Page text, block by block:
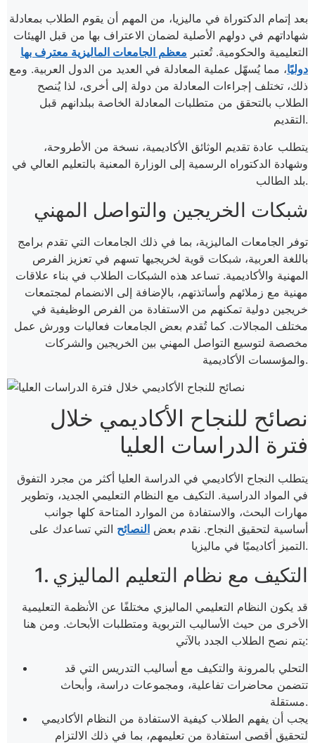
بعد إتمام الدكتوراة في ماليزيا، من المهم أن يقوم الطلاب بمعادلة
شهاداتهم في دولهم الأصلية لضمان الاعتراف بها من قبل الهيئات
التعليمية والحكومية. تُعتبر معظم الجامعات الماليزية معترف بها
دوليًا، مما يُسهّل عملية المعادلة في العديد من الدول العربية. ومع
ذلك، تختلف إجراءات المعادلة من دولة إلى أخرى، لذا يُنصح
الطلاب بالتحقق من متطلبات المعادلة الخاصة ببلدانهم قبل
التقديم.
يتطلب عادة تقديم الوثائق الأكاديمية، نسخة من الأطروحة،
وشهادة الدكتوراه الرسمية إلى الوزارة المعنية بالتعليم العالي في
بلد الطالب.
شبكات الخريجين والتواصل المهني
توفر الجامعات الماليزية، بما في ذلك الجامعات التي تقدم برامج
باللغة العربية، شبكات قوية لخريجيها تسهم في تعزيز الفرص
المهنية والأكاديمية. تساعد هذه الشبكات الطلاب في بناء علاقات
مهنية مع زملائهم وأساتذتهم، بالإضافة إلى الانضمام لمجتمعات
خريجين دولية تمكنهم من الاستفادة من الفرص الوظيفية في
مختلف المجالات. كما تُقدم بعض الجامعات فعاليات وورش عمل
مخصصة لتوسيع التواصل المهني بين الخريجين والشركات
والمؤسسات الأكاديمية.
فترة الدراسات العليا
يتطلب النجاح الأكاديمي في الدراسة العليا أكثر من مجرد التفوق
في المواد الدراسية. التكيف مع النظام التعليمي الجديد، وتطوير
مهارات البحث، والاستفادة من الموارد المتاحة كلها جوانب
أساسية لتحقيق النجاح. نقدم بعض النصائح التي تساعدك على
التميز أكاديميًا في ماليزيا.
1. التكيف مع نظام التعليم الماليزي
قد يكون النظام التعليمي الماليزي مختلفًا عن الأنظمة التعليمية
الأخرى من حيث الأساليب التربوية ومتطلبات الأبحاث. ومن هنا
يتم نصح الطلاب الجدد بالآتي:
التحلي بالمرونة والتكيف مع أساليب التدريس التي قد
تتضمن محاضرات تفاعلية، ومجموعات دراسة، وأبحاث
مستقلة.
يجب أن يفهم الطلاب كيفية الاستفادة من النظام الأكاديمي
لتحقيق أقصى استفادة من تعليمهم، بما في ذلك الالتزام